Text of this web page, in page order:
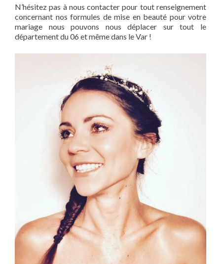
N’hésitez pas à nous contacter pour tout renseignement
concernant nos formules de mise en beauté pour votre
mariage nous pouvons nous déplacer sur tout le
département du 06 et même dans le Var !